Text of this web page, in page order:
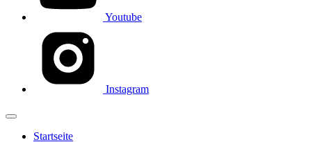
Youtube
Instagram
Startseite